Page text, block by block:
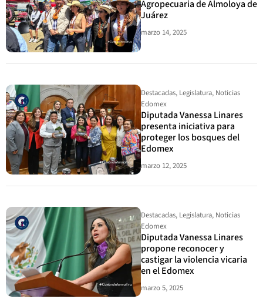
Agropecuaria de Almoloya de
Juárez
marzo 14, 2025
Destacadas, Legislatura, Noticias
Edomex
Diputada Vanessa Linares
presenta iniciativa para
proteger los bosques del
Edomex
marzo 12, 2025
Destacadas, Legislatura, Noticias
Edomex
Diputada Vanessa Linares
propone reconocer y
castigar la violencia vicaria
en el Edomex
marzo 5, 2025